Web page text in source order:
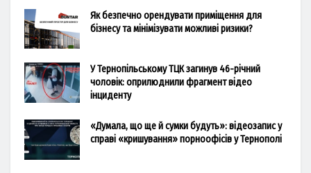
Як безпечно орендувати приміщення для
бізнесу та мінімізувати можливі ризики?
У Тернопільському ТЦК загинув 46-річний
чоловік: оприлюднили фрагмент відео
інциденту
«Думала, що ще й сумки будуть»: відеозапис у
справі «кришування» порноофісів у Тернополі